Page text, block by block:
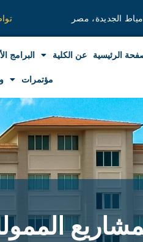
الجديدة، مصر
الرئيسية عن الكلية البرامج
مؤتمرات